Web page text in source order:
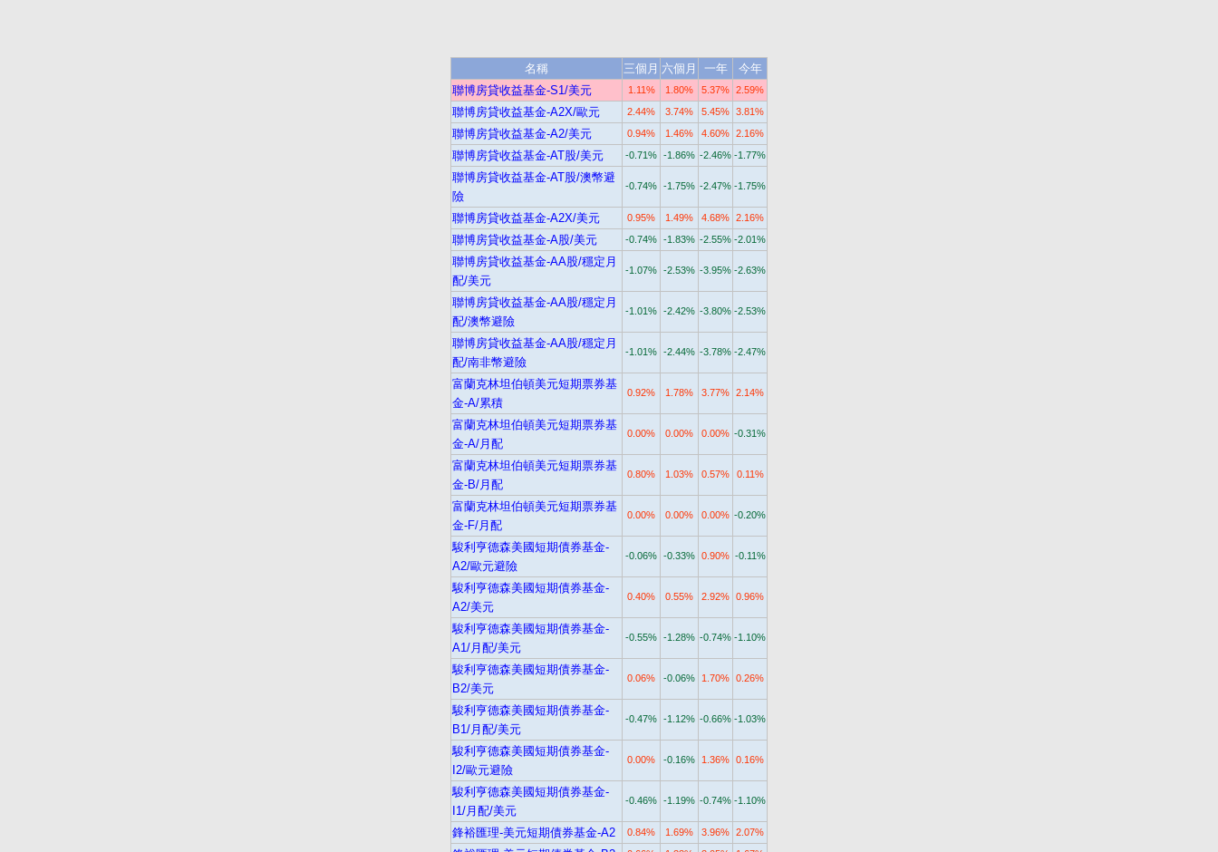
名稱 三個月 六個月 一年
今年
聯博房貸收益基金-S1/美元
1.11% 1.80% 5.37% 2.59%
聯博房貸收益基金-A2X/歐元 2.44% 3.74% 5.45% 3.81%
聯博房貸收益基金-A2/美元 0.94% 1.46% 4.60% 2.16%
聯博房貸收益基金-AT股/美元 -0.71% -1.86% -2.46% -1.77%
聯博房貸收益基金-AT股/澳幣避
險
-0.74% -1.75% -2.47% -1.75%
聯博房貸收益基金-A2X/美元 0.95% 1.49% 4.68% 2.16%
聯博房貸收益基金-A股/美元 -0.74% -1.83% -2.55% -2.01%
聯博房貸收益基金-AA股/穩定月
配/美元
-1.07% -2.53% -3.95% -2.63%
聯博房貸收益基金-AA股/穩定月
配/澳幣避險
-1.01% -2.42% -3.80% -2.53%
聯博房貸收益基金-AA股/穩定月
配/南非幣避險
-1.01% -2.44% -3.78% -2.47%
富蘭克林坦伯頓美元短期票券基
金-A/累積
0.92% 1.78% 3.77% 2.14%
富蘭克林坦伯頓美元短期票券基
金-A/月配
0.00% 0.00% 0.00% -0.31%
富蘭克林坦伯頓美元短期票券基
金-B/月配
0.80% 1.03% 0.57% 0.11%
富蘭克林坦伯頓美元短期票券基
金-F/月配
0.00% 0.00% 0.00% -0.20%
駿利亨德森美國短期債券基金-
A2/歐元避險
-0.06% -0.33% 0.90% -0.11%
駿利亨德森美國短期債券基金-
A2/美元
0.40% 0.55% 2.92% 0.96%
駿利亨德森美國短期債券基金-
A1/月配/美元
-0.55% -1.28% -0.74% -1.10%
駿利亨德森美國短期債券基金-
B2/美元
0.06% -0.06% 1.70% 0.26%
駿利亨德森美國短期債券基金-
B1/月配/美元
-0.47% -1.12% -0.66% -1.03%
駿利亨德森美國短期債券基金-
I2/歐元避險
0.00% -0.16% 1.36% 0.16%
駿利亨德森美國短期債券基金-
I1/月配/美元
-0.46% -1.19% -0.74% -1.10%
鋒裕匯理-美元短期債券基金-A2 0.84% 1.69% 3.96% 2.07%